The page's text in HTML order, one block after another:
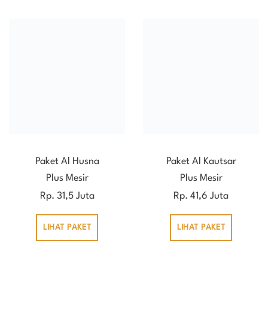
Paket Al Husna
Plus Mesir
Rp. 31,5 Juta
LIHAT PAKET
Paket Al Kautsar
Plus Mesir
Rp. 41,6 Juta
LIHAT PAKET